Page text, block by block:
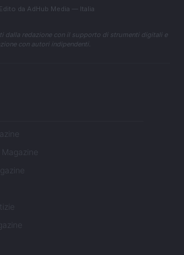
da AdHub Media — Italia
dalla redazione con il supporto di strumenti digitali e
con autori indipendenti.